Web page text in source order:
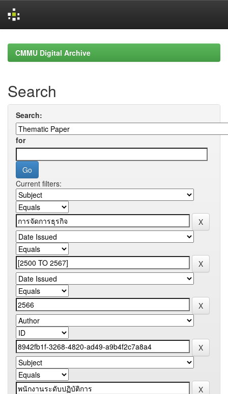
navigationCMMU Digital Archive
Search
Search:
for
Current filters: